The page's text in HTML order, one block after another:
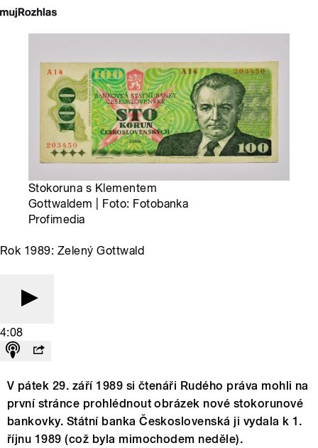
Stokoruna s Klementem
Gottwaldem | Foto: Fotobanka
Profimedia
Rok 1989: Zelený Gottwald
4:08
V pátek 29. září 1989 si čtenáři Rudého práva mohli na
první stránce prohlédnout obrázek nové stokorunové
bankovky. Státní banka Československá ji vydala k 1.
říjnu 1989 (což byla mimochodem neděle).